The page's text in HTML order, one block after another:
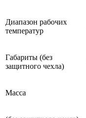
Диапазон рабочих
температур
Габариты (без
защитного чехла)
Масса